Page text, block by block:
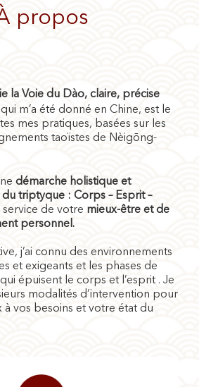
M. - Juil. 2023
propos
la Voie du Dào, claire, précise
m’a été donné en Chine, est le
mes pratiques, basées sur les
taoïstes de Nèigōng-
démarche holistique et
triptyque : Corps – Esprit –
service de votre mieux-être et de
personnel.
j’ai connu des environnements
et exigeants et les phases de
épuisent le corps et l’esprit . Je
modalités d’intervention pour
vos besoins et votre état du